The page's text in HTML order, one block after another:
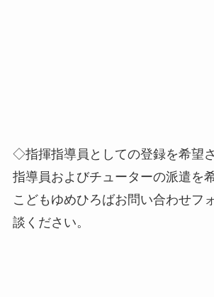
◇指揮指導員としての登録を希望
指導員およびチューターの派遣を
こどもゆめひろばお問い合わせフ
談ください。